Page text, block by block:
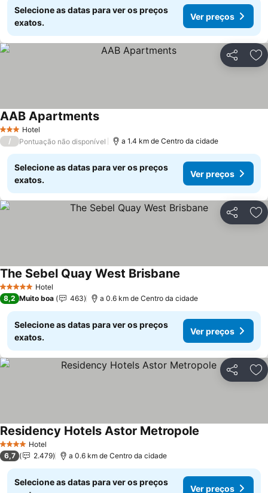
Selecione as datas para ver os preços
exatos.
Ver preços
Partilhar
3 EstrelasHotel
AAB ApartmentsVer preços
/ Pontuação não disponível a 1.4 km de Centro da cidade
Selecione as datas para ver os preços
exatos.
Ver preços
Partilhar
5 Estrelas Hotel
The Sebel Quay West Brisbane
8,2 Muito boa 463 a 0.6 km de Centro da cidade
Selecione as datas para ver os preços
exatos.
Ver preços
Partilhar
4 EstrelasHotel
Residency Hotels Astor Metropole
6,7 2.479 a 0.6 km de Centro da cidade
Selecione as datas para ver os preços
Ver preços